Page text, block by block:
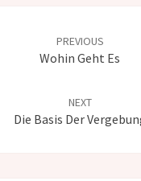
PREVIOUS
Wohin Geht Es
NEXT
Die Basis Der